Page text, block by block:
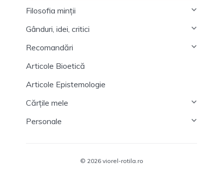
Filosofia minții
Gânduri, idei, critici
Recomandări
Articole Bioetică
Articole Epistemologie
Cărțile mele
Personale
© 2026 viorel-rotila.ro